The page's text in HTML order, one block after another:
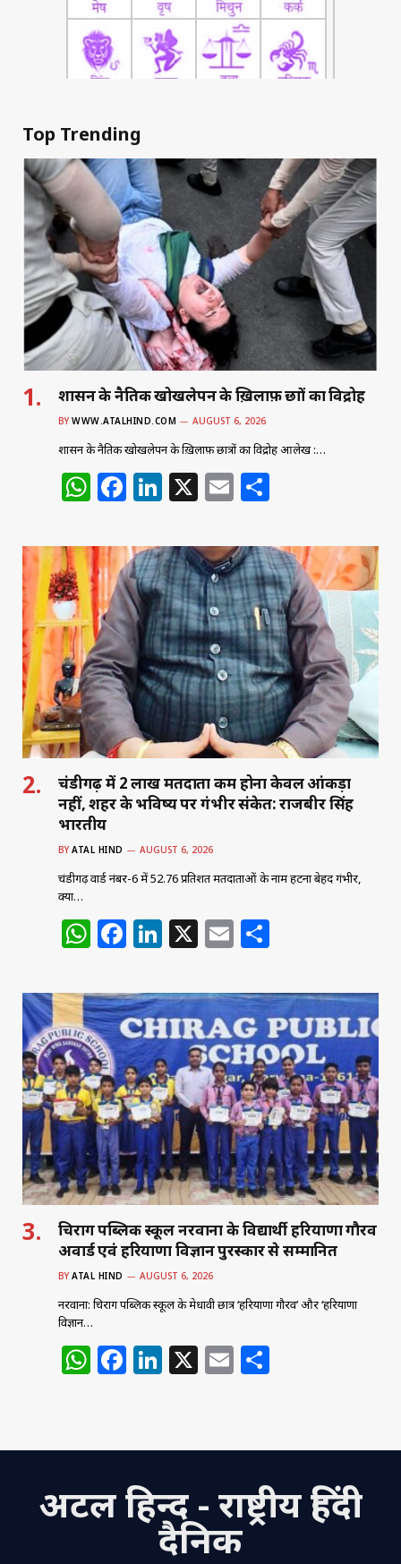
Top Trending
शासन के नैतिक खोखलेपन के ख़िलाफ़ छात्रों का विद्रोह
BY WWW.ATALHIND.COM AUGUST 6, 2026
शासन के नैतिक खोखलेपन के ख़िलाफ़ छात्रों का विद्रोह आलेख :…
W
at
s
A
p
p
F
c
e
b
o
o
k
Li
k
e
dI
n
X E
ai
l
ar
e
चंडीगढ़ में 2 लाख मतदाता कम होना केवल आंकड़ा
नहीं, शहर के भविष्य पर गंभीर संकेत: राजबीर सिंह
भारतीय
BY ATAL HIND AUGUST 6, 2026
चंडीगढ़ वार्ड नंबर-6 में 52.76 प्रतिशत मतदाताओं के नाम हटना बेहद गंभीर,
क्या…
W
at
s
A
p
p
F
c
e
b
o
o
k
Li
k
e
dI
n
X E
ai
l
ar
e
चिराग पब्लिक स्कूल नरवाना के विद्यार्थी हरियाणा गौरव
अवार्ड एवं हरियाणा विज्ञान पुरस्कार से सम्मानित
BY ATAL HIND AUGUST 6, 2026
नरवाना: चिराग पब्लिक स्कूल के मेधावी छात्र ‘हरियाणा गौरव’ और ‘हरियाणा
विज्ञान…
W
s
p
p
F
e
o
o
Li
e
n
X E
l e
अटल हिन्द - राष्ट्रीय हिंदी
दैनिक